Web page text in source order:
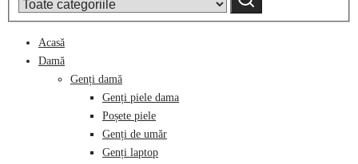
category:
Acasă
Damă
Genți damă
Genți piele dama
Poșete piele
Genți de umăr
Genți laptop